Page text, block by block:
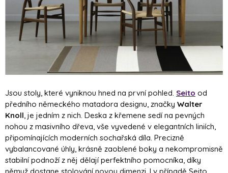
Jsou stoly, které vyniknou hned na první pohled. Seito od
předního německého matadora designu, značky Walter
Knoll , je jedním z nich. Deska z křemene sedí na pevných
nohou z masivního dřeva, vše vyvedené v elegantních liniích,
připomínajících moderních sochařská díla. Precizně
vybalancované úhly, krásně zaoblené boky a nekompromisně
stabilní podnoží z něj dělají perfektního pomocníka, díky
němuž dostane stolování novou dimenzi. I v případě Seito